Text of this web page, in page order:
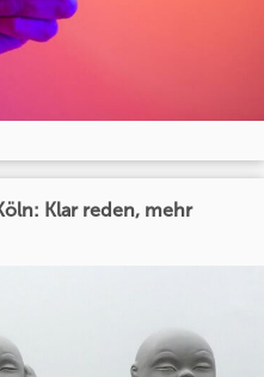
Klar reden, mehr